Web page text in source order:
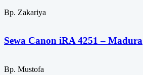
Bp. Zakariya
Sewa Canon iRA 4251 – Madura
Bp. Mustofa